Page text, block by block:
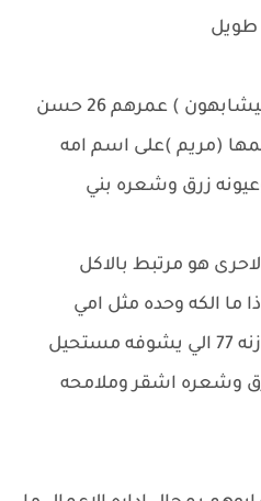
حسن وسجاد (تؤام بس ميشابهون ) عمرهم 26 حسن
(مريم )على اسم امه
هو مرتبط بالاكل
ما الكه وحده مثل امي
مستحيل ازوج طوله 179ووزنه 77 الي يشوفه مستحيل
وشعره اشقر وملامحه